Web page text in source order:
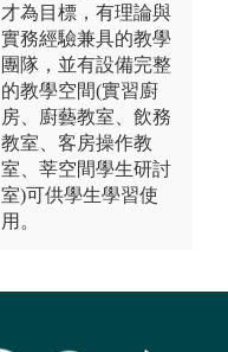
才為目標，有理論與
實務經驗兼具的教學
團隊，並有設備完整
的教學空間(實習廚
房、廚藝教室、飲務
教室、客房操作教
室、莘空間學生研討
室)可供學生學習使
用。